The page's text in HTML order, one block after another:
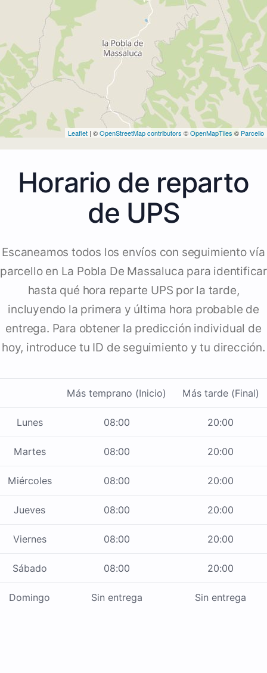
Leaflet | ©OpenStreetMap contributors ©OpenMapTiles © Parcello
Horario de reparto
de UPS
Escaneamos todos los envíos con seguimiento vía
parcello en La Pobla De Massaluca para identificar
hasta qué hora reparte UPS por la tarde,
incluyendo la primera y última hora probable de
entrega. Para obtener la predicción individual de
hoy, introduce tu ID de seguimiento y tu dirección.
Más temprano (Inicio) Más tarde (Final)
Lunes 08:00 20:00
Martes 08:00 20:00
Miércoles 08:00 20:00
Jueves 08:00 20:00
Viernes 08:00 20:00
Sábado 08:00 20:00
Domingo Sin entrega Sin entrega